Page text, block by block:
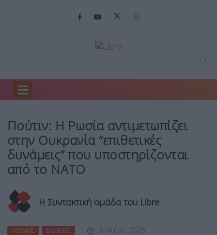
Home
Πούτιν: Η Ρωσία αντιμετωπίζει
στην Ουκρανία “επιθετικές
δυνάμεις” που υποστηρίζονται
από το ΝΑΤΟ
Η Συντακτική ομάδα του Libre
ΚΌΣΜΟΣ ΕΙΔΉΣΕΙΣ 9 Μαΐου, 2026